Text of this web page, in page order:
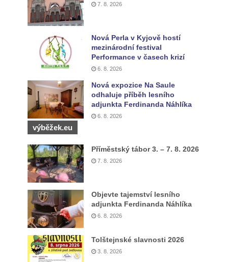
7. 8. 2026
Nová Perla v Kyjově hostí
mezinárodní festival
Performance v časech krizí
6. 8. 2026
Nová expozice Na Saule
odhaluje příběh lesního
adjunkta Ferdinanda Náhlíka
6. 8. 2026
výběžek.eu
Příměstský tábor 3. – 7. 8. 2026
7. 8. 2026
Objevte tajemství lesního
adjunkta Ferdinanda Náhlíka
6. 8. 2026
Tolštejnské slavnosti 2026
3. 8. 2026